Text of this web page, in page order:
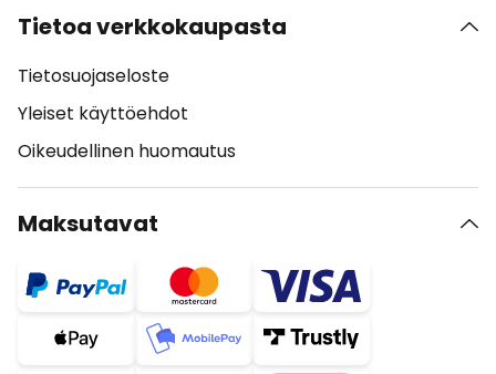
Tietoa verkkokaupasta
Tietosuojaseloste
Yleiset käyttöehdot
Oikeudellinen huomautus
Maksutavat